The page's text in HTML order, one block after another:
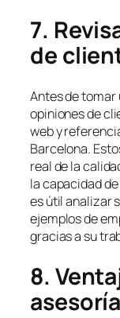
7.
de
Antes de tomar
opiniones de
web y
Barcelona.
real de la
la capacidad
es útil analizar
ejemplos de
gracias a su
8.